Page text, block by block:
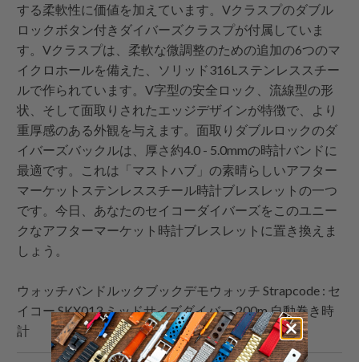
する柔軟性に価値を加えています。Vクラスプのダブル
ロックボタン付きダイバーズクラスプが付属していま
す。Vクラスプは、柔軟な微調整のための追加の6つのマ
イクロホールを備えた、ソリッド316Lステンレススチー
ルで作られています。V字型の安全ロック、流線型の形
状、そして面取りされたエッジデザインが特徴で、より
重厚感のある外観を与えます。面取りダブルロックのダ
イバーズバックルは、厚さ約4.0 - 5.0mmの時計バンドに
最適です。これは「マストハブ」の素晴らしいアフター
マーケットステンレススチール時計ブレスレットの一つ
です。今日、あなたのセイコーダイバーズをこのユニー
クなアフターマーケット時計ブレスレットに置き換えま
しょう。
ウォッチバンドルックブックデモウォッチStrapcode : セ
イコー SKX013 ミッドサイズダイバー 200m 自動巻き時
計